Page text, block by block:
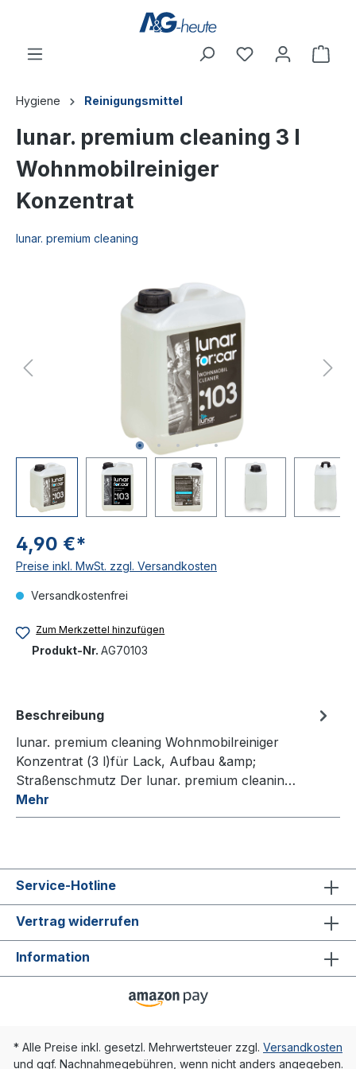
Hygiene Reinigungsmittel
lunar. premium cleaning 3 l
Wohnmobilreiniger
Konzentrat
lunar. premium cleaning
4,90 €*
Preise inkl. MwSt. zzgl. Versandkosten
Versandkostenfrei
Zum Merkzettel hinzufügen
Produkt-Nr. AG70103
Beschreibung
lunar. premium cleaning Wohnmobilreiniger
Konzentrat (3 l)für Lack, Aufbau &amp;
Straßenschmutz Der lunar. premium cleanin…
Mehr
Service-Hotline
Vertrag widerrufen
Information
* Alle Preise inkl. gesetzl. Mehrwertsteuer zzgl. Versandkosten
und ggf. Nachnahmegebühren, wenn nicht anders angegeben.